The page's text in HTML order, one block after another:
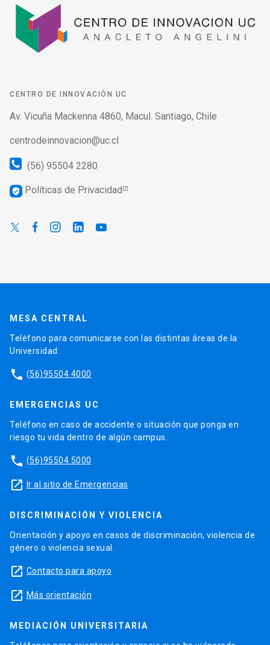
CENTRO DE INNOVACIÓN UC
Av. Vicuña Mackenna 4860, Macul. Santiago, Chile
centrodeinnovacion@uc.cl
(56) 95504 2280
verified_user Políticas de Privacidad
MESA CENTRAL
Teléfono para comunicarse con las distintas áreas de la
Universidad.
phone (56)95504 4000
EMERGENCIAS UC
Teléfono en caso de accidente o situación que ponga en
riesgo tu vida dentro de algún campus.
phone (56)95504 5000
launch Ir al sitio de Emergencias
DISCRIMINACIÓN Y VIOLENCIA
Orientación y apoyo en casos de discriminación, violencia de
género o violencia sexual.
launch Contacto para apoyo
launch Más orientación
MEDIACIÓN UNIVERSITARIA